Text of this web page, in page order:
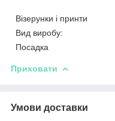
Візерунки і принти
Вид виробу:
Посадка
Приховати
Умови доставки